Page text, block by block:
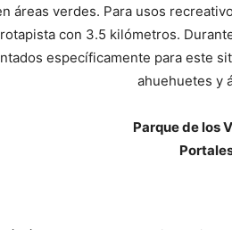
áreas verdes. Para usos
con 3.5 kilómetros.
específicamente para este
ahuehuetes y
Parque de los